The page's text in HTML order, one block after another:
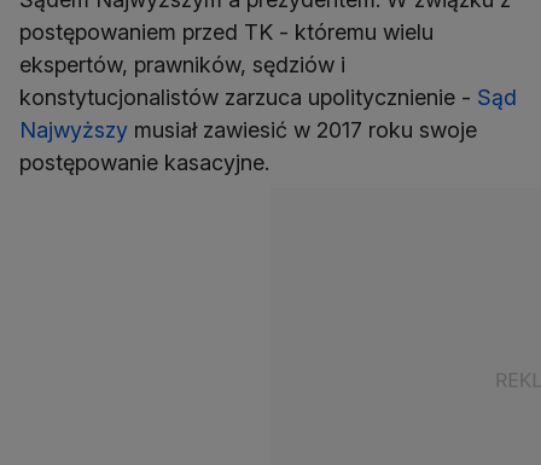
postępowaniem przed TK - któremu wielu
ekspertów, prawników, sędziów i
konstytucjonalistów zarzuca upolitycznienie - Sąd
Najwyższy musiał zawiesić w 2017 roku swoje
postępowanie kasacyjne.